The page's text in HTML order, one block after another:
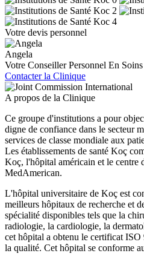
Votre devis personnel
Angela
Votre Conseiller Personnel En Soins
Contacter la Clinique
A propos de la Clinique
Ce groupe d'institutions a pour
digne de confiance dans le secteur
services de classe mondiale aux
Les établissements de santé Koç
Koç, l'hôpital américain et le centre
MedAmerican.
L'hôpital universitaire de Koç est
meilleurs hôpitaux de recherche et
spécialité disponibles tels que la
radiologie, la cardiologie, la
cet hôpital a obtenu le certificat ISO
la qualité. Cet hôpital se conforme